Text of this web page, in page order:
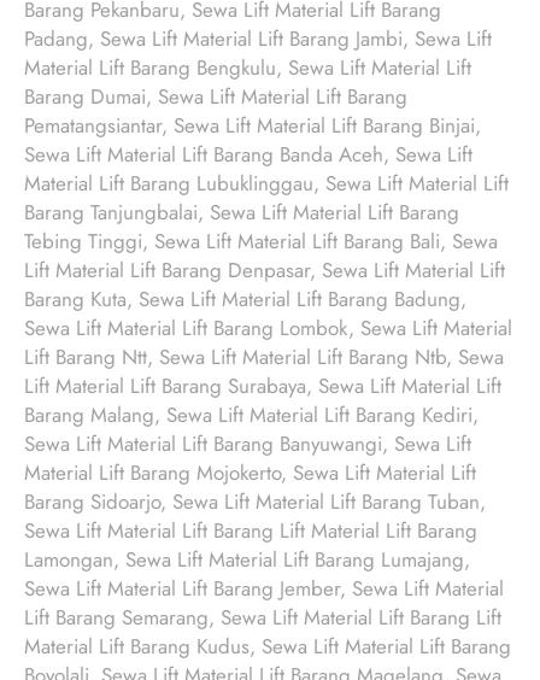
Barang Pekanbaru, Sewa Lift Material Lift Barang
Padang, Sewa Lift Material Lift Barang Jambi, Sewa Lift
Material Lift Barang Bengkulu, Sewa Lift Material Lift
Barang Dumai, Sewa Lift Material Lift Barang
Pematangsiantar, Sewa Lift Material Lift Barang Binjai,
Sewa Lift Material Lift Barang Banda Aceh, Sewa Lift
Material Lift Barang Lubuklinggau, Sewa Lift Material Lift
Barang Tanjungbalai, Sewa Lift Material Lift Barang
Tebing Tinggi, Sewa Lift Material Lift Barang Bali, Sewa
Lift Material Lift Barang Denpasar, Sewa Lift Material Lift
Barang Kuta, Sewa Lift Material Lift Barang Badung,
Sewa Lift Material Lift Barang Lombok, Sewa Lift Material
Lift Barang Ntt, Sewa Lift Material Lift Barang Ntb, Sewa
Lift Material Lift Barang Surabaya, Sewa Lift Material Lift
Barang Malang, Sewa Lift Material Lift Barang Kediri,
Sewa Lift Material Lift Barang Banyuwangi, Sewa Lift
Material Lift Barang Mojokerto, Sewa Lift Material Lift
Barang Sidoarjo, Sewa Lift Material Lift Barang Tuban,
Sewa Lift Material Lift Barang Lift Material Lift Barang
Lamongan, Sewa Lift Material Lift Barang Lumajang,
Sewa Lift Material Lift Barang Jember, Sewa Lift Material
Lift Barang Semarang, Sewa Lift Material Lift Barang Lift
Material Lift Barang Kudus, Sewa Lift Material Lift Barang